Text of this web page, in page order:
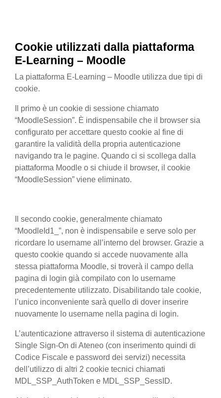
Cookie utilizzati dalla piattaforma
E-Learning – Moodle
La piattaforma E-Learning – Moodle utilizza due tipi di
cookie.
Il primo è un cookie di sessione chiamato
“MoodleSession”. È indispensabile che il browser sia
configurato per accettare questo cookie al fine di
garantire la validità della propria autenticazione
navigando tra le pagine. Quando ci si scollega dalla
piattaforma Moodle o si chiude il browser, il cookie
“MoodleSession” viene eliminato.
Il secondo cookie, generalmente chiamato
“MoodleId1_”, non è indispensabile e serve solo per
ricordare lo username all’interno del browser. Grazie a
questo cookie quando si accede nuovamente alla
stessa piattaforma Moodle, si troverà il campo della
pagina di login già compilato con lo username
precedentemente utilizzato. Disabilitando tale cookie,
l’unico inconveniente sarà quello di dover inserire
nuovamente lo username nella pagina di login.
L’autenticazione attraverso il sistema di autenticazione
Single Sign-On di Ateneo (con inserimento quindi di
Codice Fiscale e password dei servizi) necessita
dell’utilizzo di altri 2 cookie tecnici chiamati
MDL_SSP_AuthToken e MDL_SSP_SessID.